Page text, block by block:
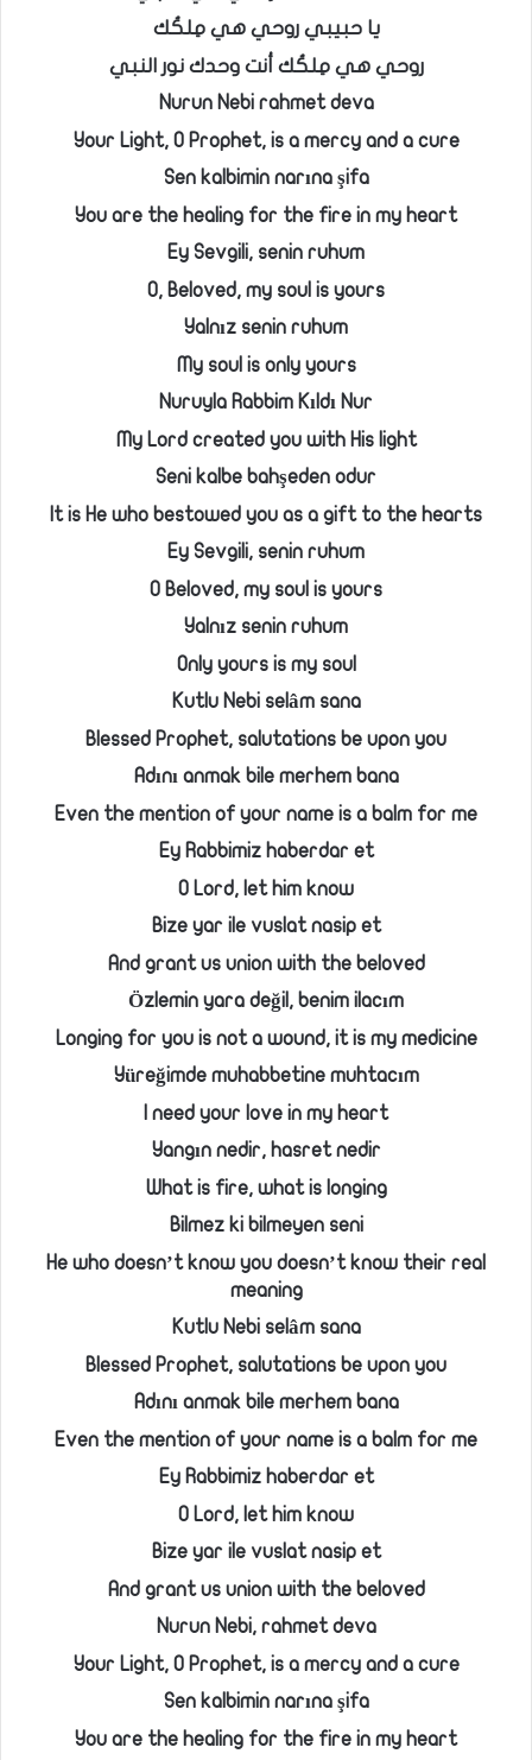
يا حبيبي روحي هي مِلكُك
روحي هي مِلكُك أنت وحدك نور النبي
Nurun Nebi rahmet deva
Your Light, O Prophet, is a mercy and a cure
Sen kalbimin narına şifa
You are the healing for the fire in my heart
Ey Sevgili, senin ruhum
O, Beloved, my soul is yours
Yalnız senin ruhum
My soul is only yours
Nuruyla Rabbim Kıldı Nur
My Lord created you with His light
Seni kalbe bahşeden odur
It is He who bestowed you as a gift to the hearts
Ey Sevgili, senin ruhum
O Beloved, my soul is yours
Yalnız senin ruhum
Only yours is my soul
Kutlu Nebi selâm sana
Blessed Prophet, salutations be upon you
Adını anmak bile merhem bana
Even the mention of your name is a balm for me
Ey Rabbimiz haberdar et
O Lord, let him know
Bize yar ile vuslat nasip et
And grant us union with the beloved
Özlemin yara değil, benim ilacım
Longing for you is not a wound, it is my medicine
Yüreğimde muhabbetine muhtacım
I need your love in my heart
Yangın nedir, hasret nedir
What is fire, what is longing
Bilmez ki bilmeyen seni
He who doesn’t know you doesn’t know their real
meaning
Kutlu Nebi selâm sana
Blessed Prophet, salutations be upon you
Adını anmak bile merhem bana
Even the mention of your name is a balm for me
Ey Rabbimiz haberdar et
O Lord, let him know
Bize yar ile vuslat nasip et
And grant us union with the beloved
Nurun Nebi, rahmet deva
Your Light, O Prophet, is a mercy and a cure
Sen kalbimin narına şifa
You are the healing for the fire in my heart